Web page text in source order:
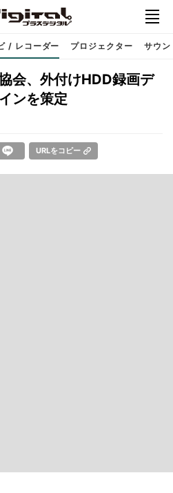
/ レコーダー プロジェクター サウ
会、外付けHDD録画デ
ンを策定
URLをコピー